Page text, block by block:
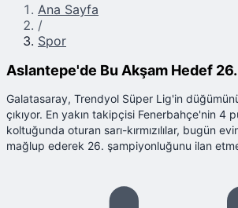
Ana Sayfa
/
Spor
Aslantepe'de Bu Akşam Hedef 26.
Galatasaray, Trendyol Süper Lig'in
çıkıyor. En yakın takipçisi Fenerbahçe'nin 4
koltuğunda oturan sarı-kırmızılılar, bugün
mağlup ederek 26. şampiyonluğunu ilan